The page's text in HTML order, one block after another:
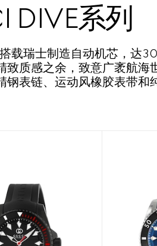
DIVE系列
载瑞士制造自动机芯，达
致质感之余，致意广袤航海
表链、运动风橡胶表带和